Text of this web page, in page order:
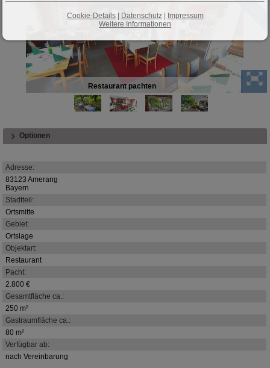
Restaurant pachten
Optionen
Adresse:
83123 Amerang
Bayern
Stadtteil:
Ortsmitte
Gebiet:
Ortslage
Objektart:
Restaurant
Pacht:
2.800 €
Gesamtfläche ca.:
250 m²
Gastraumfläche ca.:
80 m²
Verfügbar ab:
nach Vereinbarung
Cookie-Details| Datenschutz| Impressum
Weitere Informationen